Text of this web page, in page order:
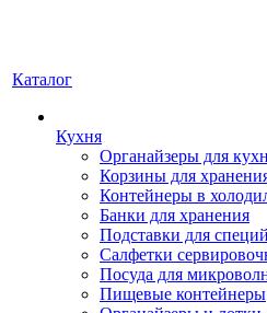
Каталог
Кухня
Органайзеры для
Корзины для
Контейнеры в
Банки для хранения
Подставки для специй
Салфетки
Посуда для
Пищевые контейнеры